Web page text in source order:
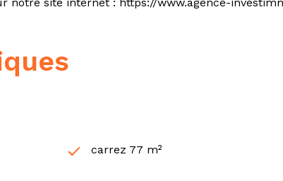
carrez 77 m²